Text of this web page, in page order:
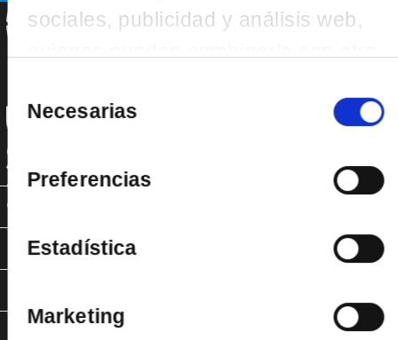
sociales, publicidad y análisis web,
quienes pueden combinarla con otra
proporcionado o que hayan
hecho de sus servicios.
de
consentimiento
Necesarias
Preferencias
Estadística
Marketing
OFRECEMOS
ACTUAMOS/ACCIÓN LOCAL